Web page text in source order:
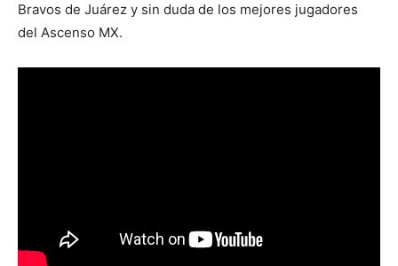
Bravos de Juárez y sin duda de los mejores jugadores
del Ascenso MX.